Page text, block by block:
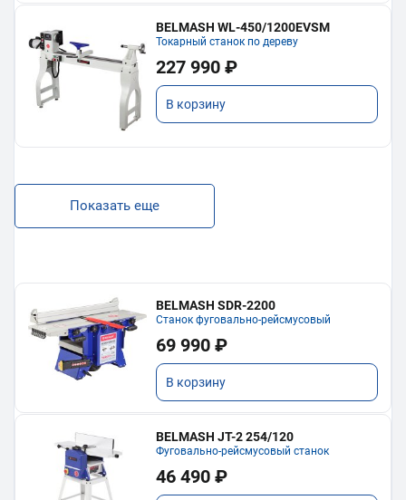
BELMASH WL-450/1200EVSM
Токарный станок по дереву
227 990 ₽
В корзину
Показать еще
BELMASH SDR-2200
Станок фуговально-рейсмусовый
69 990 ₽
В корзину
BELMASH JT-2 254/120
Фуговально-рейсмусовый станок
46 490 ₽